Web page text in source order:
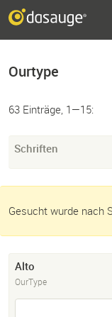
Ourtype
63 Einträge, 1—15:
Schriften
Gesucht wurde nach
Alto
OurType